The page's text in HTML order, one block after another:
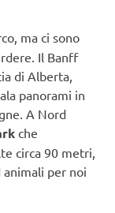
ma ci sono
Il Banff
di Alberta,
panorami in
A Nord
che
circa 90 metri,
per noi